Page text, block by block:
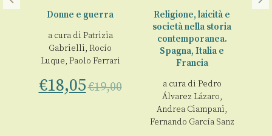
Donne e guerra
a cura di Patrizia
Gabrielli, Rocío
Luque, Paolo Ferrari
€18,05€19,00
Religione, laicità e
società nella storia
contemporanea.
Spagna, Italia e
Francia
a cura di Pedro
Álvarez Lázaro,
Andrea Ciampani,
Fernando García Sanz